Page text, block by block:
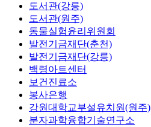
도서관(강릉)
도서관(원주)
동물실험윤리위원회
발전기금재단(춘천)
발전기금재단(강릉)
백령아트센터
보건진료소
봉사은행
강원대학교부설유치원(원주)
분자과학융합기술연구소